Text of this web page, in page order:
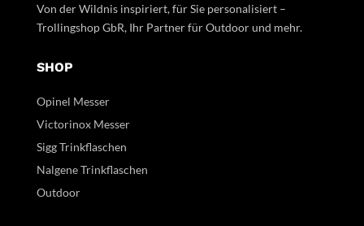
Von der Wildnis inspiriert, für Sie personalisiert –
Trollingshop GbR, Ihr Partner für Outdoor und mehr.
SHOP
Opinel Messer
Victorinox Messer
Sigg Trinkflaschen
Nalgene Trinkflaschen
Outdoor